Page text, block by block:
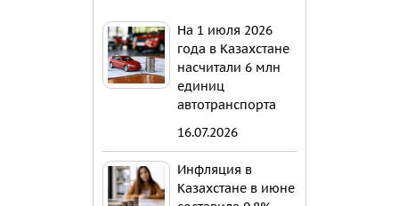
На 1 июля 2026
года в Казахстане
насчитали 6 млн
единиц
автотранспорта
16.07.2026
Инфляция в
Казахстане в июне